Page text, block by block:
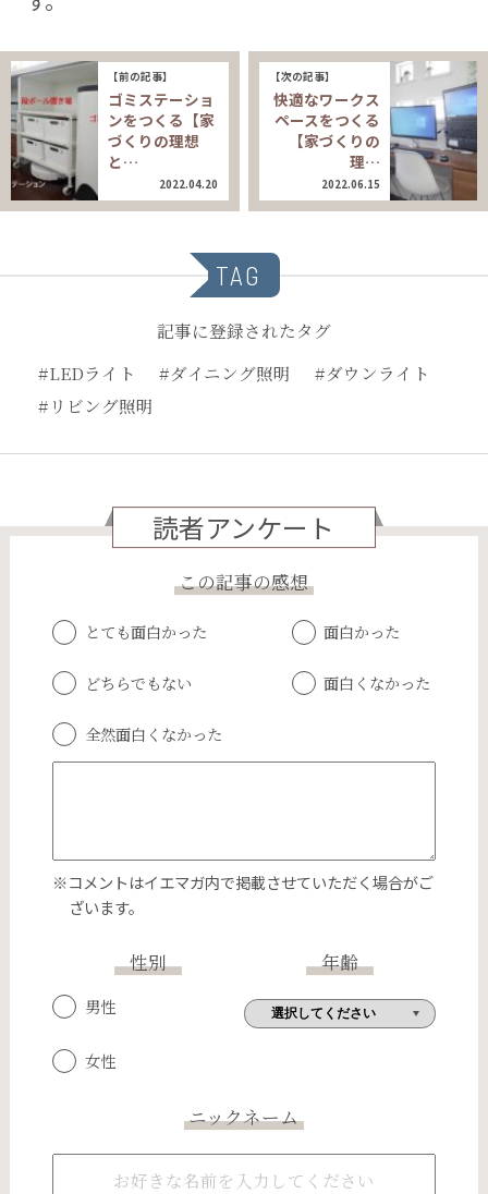
【前の記事】
ゴミステーショ
ンをつくる【家
づくりの理想
と…
2022.04.20
【次の記事】
快適なワークス
ペースをつくる
【家づくりの
理…
2022.06.15
TAG
記事に登録されたタグ
#LEDライト
#ダイニング照明
#ダウンライト
#リビング照明
読者アンケート
この記事の感想
とても面白かった 面白かった
どちらでもない 面白くなかった
全然面白くなかった
※コメントはイエマガ内で掲載させていただく場合がご
ざいます。
性別
男性
女性
年齢
ニックネーム